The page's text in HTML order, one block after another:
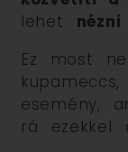
lehet
Ez most
esemény,
rá ezekkel